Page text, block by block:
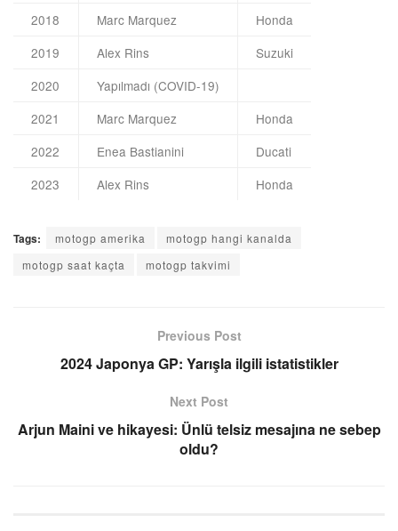
2018 Marc Marquez
Honda
2019
Alex Rins
Suzuki
2020
Yapılmadı (COVID-19)
2021
Marc Marquez
Honda
2022
Enea Bastianini
Ducati
2023
Alex Rins Honda
Tags: motogp amerika
motogp hangi kanalda
motogp saat kaçta
motogp takvimi
Previous Post
2024 Japonya GP: Yarışla ilgili istatistikler
Next Post
Arjun Maini ve hikayesi: Ünlü telsiz mesajına ne sebep
oldu?